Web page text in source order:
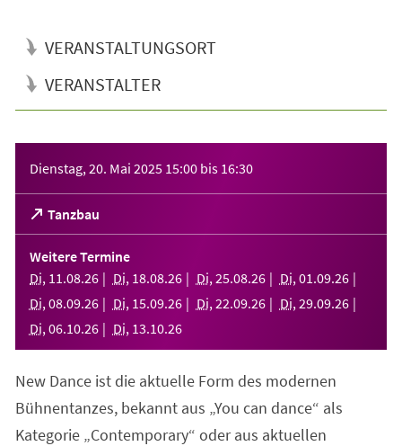
VERANSTALTUNGSORT
VERANSTALTER
Dienstag, 20. Mai 2025 15:00 bis 16:30
Tanzbau
(Öffnet
in
einem
neuen
Tab)
Weitere Termine
Di, 11 .08.26 Di, 18.08.26 Di, 25.08.26 Di, 01 .09.26
Di, 08.09.26 Di, 15.09.26 Di, 22.09.26 Di, 29.09.26
Di, 06.10.26 Di, 13.10.26
New Dance ist die aktuelle Form des modernen
Bühnentanzes, bekannt aus „You can dance“ als
Kategorie „Contemporary“ oder aus aktuellen